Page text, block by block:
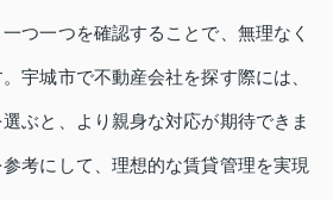
つ一つを確認することで、無理なく
宇城市で不動産会社を探す際には、
ぶと、より親身な対応が期待できま
考にして、理想的な賃貸管理を実現